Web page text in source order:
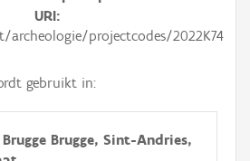
URI
projectcodes/2022K74
gebruikt in:
Brugge, Sint-Andries,